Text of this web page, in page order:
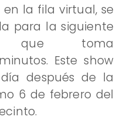
la fila virtual, se
para la siguiente
que toma
Este show
después de la
6 de febrero del